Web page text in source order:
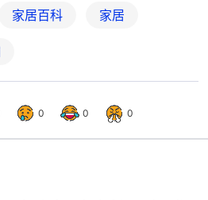
家居百科 家居
0 0 0